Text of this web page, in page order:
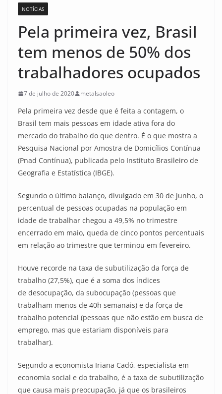
NOTÍCIAS
Pela primeira vez, Brasil
tem menos de 50% dos
trabalhadores ocupados
7 de julho de 2020 metalsaoleo
Pela primeira vez desde que é feita a contagem, o
Brasil tem mais pessoas em idade ativa fora do
mercado do trabalho do que dentro. É o que mostra a
Pesquisa Nacional por Amostra de Domicílios Contínua
(Pnad Contínua), publicada pelo Instituto Brasileiro de
Geografia e Estatística (IBGE).
Segundo o último balanço, divulgado em 30 de junho, o
percentual de pessoas ocupadas na população em
idade de trabalhar chegou a 49,5% no trimestre
encerrado em maio, queda de cinco pontos percentuais
em relação ao trimestre que terminou em fevereiro.
Houve recorde na taxa de subutilização da força de
trabalho (27,5%), que é a soma dos índices
de desocupação, da subocupação (pessoas que
trabalham menos de 40h semanais) e da força de
trabalho potencial (pessoas que não estão em busca de
emprego, mas que estariam disponíveis para
trabalhar).
Segundo a economista Iriana Cadó, especialista em
economia social e do trabalho, é a taxa de subutilização
que causa mais preocupação, já que os brasileiros